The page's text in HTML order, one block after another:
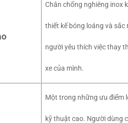
Chân chống nghiêng inox
thiết kế bóng loáng và sắc
người yêu thích việc thay
xe của mình.
Một trong những ưu điểm
kỹ thuật cao. Người dùng